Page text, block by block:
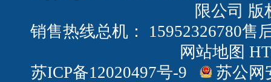
限公司 版
销售热线总机： 15952326780售
网站地图
苏ICP备12020497号-9
苏公网